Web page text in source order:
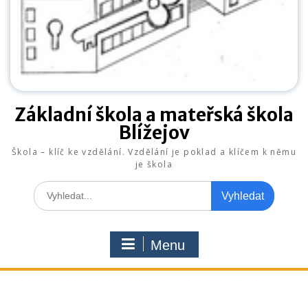
Základní škola a mateřská škola
Blížejov
Škola – klíč ke vzdělání. Vzdělání je poklad a klíčem k němu
je škola
Search
for:
Menu